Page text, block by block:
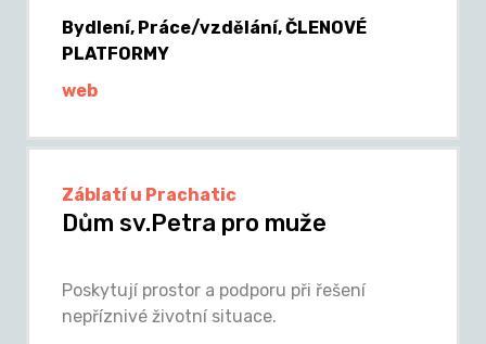
Bydlení, Práce/vzdělání, ČLENOVÉ
PLATFORMY
web
Záblatí u Prachatic
Dům sv.Petra pro muže
Poskytují prostor a podporu při řešení
nepříznivé životní situace.